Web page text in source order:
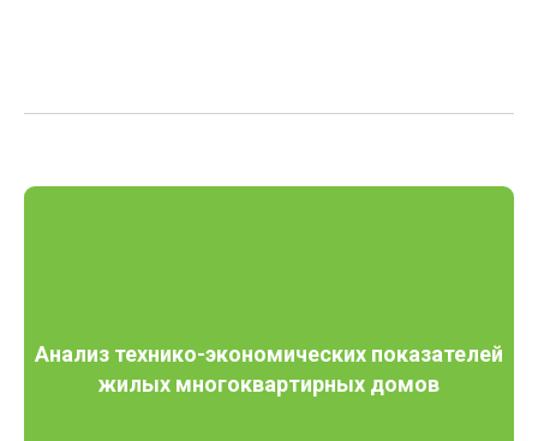
Анализ технико-экономических показателей
жилых многоквартирных домов